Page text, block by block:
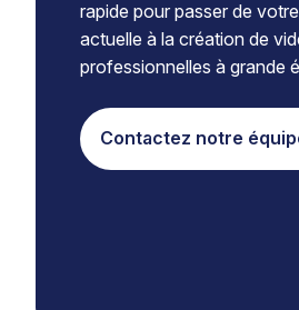
rapide pour passer de
actuelle à la création de
professionnelles à grande
Contactez notre